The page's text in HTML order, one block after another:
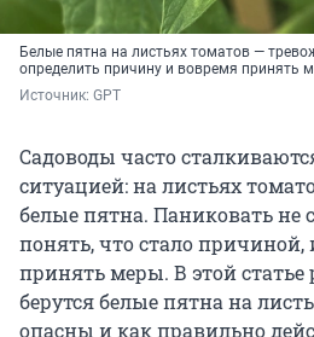
Белые пятна на листьях томатов —
определить причину и вовремя принять
Источник: GPT
Садоводы часто
ситуацией: на листьях
белые пятна. Паниковать не
понять, что стало причиной,
принять меры. В этой статье
берутся белые пятна на
опасны и как правильно